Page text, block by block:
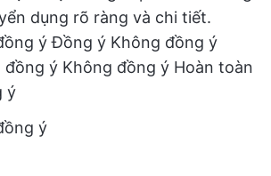
dụng rõ ràng và chi tiết.
ý Đồng ý Không đồng ý
đồng ý Không đồng ý Hoàn toàn
ý
ý